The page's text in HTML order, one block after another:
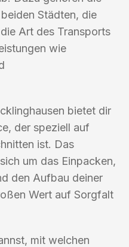
Städten, die
Art des Transports
wie
bietet dir
der speziell auf
ist. Das
um das Einpacken,
den Aufbau deiner
Wert auf Sorgfalt
mit welchen